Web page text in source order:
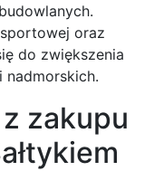
oraz
do zwiększenia
zakupu